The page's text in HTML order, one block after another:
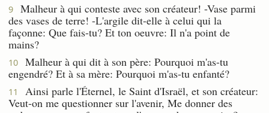
9
Malheur à qui conteste avec son créateur! -Vase parmi
des vases de terre! -L'argile dit-elle à celui qui la
façonne: Que fais-tu? Et ton oeuvre: Il n'a point de
mains?
10
Malheur à qui dit à son père: Pourquoi m'as-tu
engendré? Et à sa mère: Pourquoi m'as-tu enfanté?
11
Ainsi parle l'Éternel, le Saint d'Israël, et son créateur:
Veut-on me questionner sur l'avenir, Me donner des